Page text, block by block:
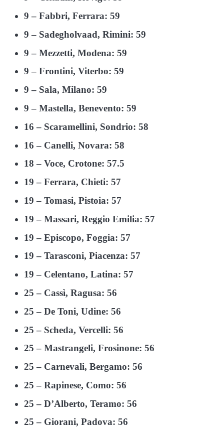
9 – Fabbri, Ferrara: 59
9 – Sadegholvaad, Rimini: 59
9 – Mezzetti, Modena: 59
9 – Frontini, Viterbo: 59
9 – Sala, Milano: 59
9 – Mastella, Benevento: 59
16 – Scaramellini, Sondrio: 58
16 – Canelli, Novara: 58
18 – Voce, Crotone: 57.5
19 – Ferrara, Chieti: 57
19 – Tomasi, Pistoia: 57
19 – Massari, Reggio Emilia: 57
19 – Episcopo, Foggia: 57
19 – Tarasconi, Piacenza: 57
19 – Celentano, Latina: 57
25 – Cassì, Ragusa: 56
25 – De Toni, Udine: 56
25 – Scheda, Vercelli: 56
25 – Mastrangeli, Frosinone: 56
25 – Carnevali, Bergamo: 56
25 – Rapinese, Como: 56
25 – D’Alberto, Teramo: 56
25 – Giorani, Padova: 56